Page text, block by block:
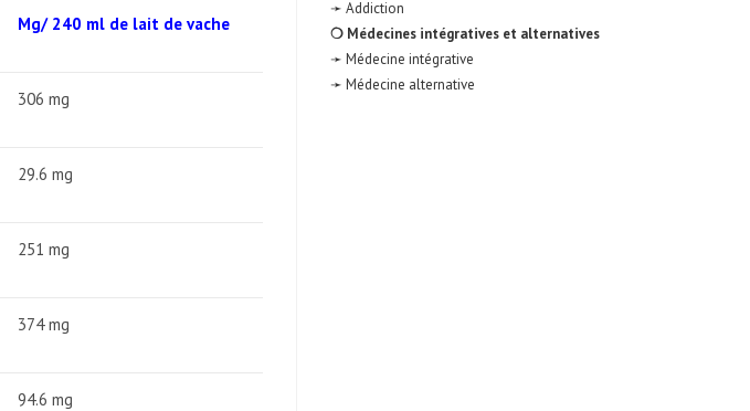
Mg/ 240 ml de lait de vache
306 mg
29.6 mg
251 mg
374 mg
94.6 mg
➛ Addiction
❍ Médecines intégratives et alternatives
➛ Médecine intégrative
➛ Médecine alternative